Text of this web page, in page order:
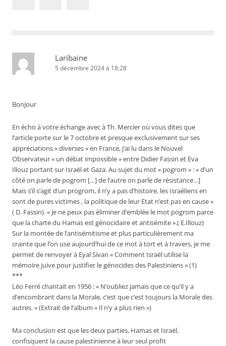
Laribaine
5 décembre 2024 à 18:28
Bonjour
En écho à votre échange avec à Th. Mercier où vous dites que
l’article porte sur le 7 octobre et presque exclusivement sur ses
appréciations « diverses » en France, j’ai lu dans le Nouvel
Observateur « un débat impossible » entre Didier Fassin et Eva
Illouz portant sur Israël et Gaza. Au sujet du mot « pogrom » : « d’un
côté on parle de pogrom […] de l’autre on parle de résistance…]
Mais s’il s’agit d’un progrom, il n’y a pas d’histoire, les Israéliens en
sont de pures victimes , la politique de leur Etat n’est pas en cause »
( D. Fassin). « Je ne peux pas éliminer d’emblée le mot pogrom parce
que la charte du Hamas est génocidaire et antisémite ».( E.Illouz)
Sur la montée de l’antisémitisme et plus particulièrement ma
crainte que l’on use aujourd’hui de ce mot à tort et à travers, je me
permet de renvoyer à Eyal Sivan « Comment Israël utilise la
mémoire juive pour justifier le génocides des Palestiniens » (1)
***
Léo Ferré chantait en 1956 : « N’oubliez jamais que ce qu’il y a
d’encombrant dans la Morale, c’est que c’est toujours la Morale des
autres. » (Extrait de l’album « Il n’y a plus rien »)
Ma conclusion est que les deux parties, Hamas et Israël,
confisquent la cause palestinienne à leur seul profit